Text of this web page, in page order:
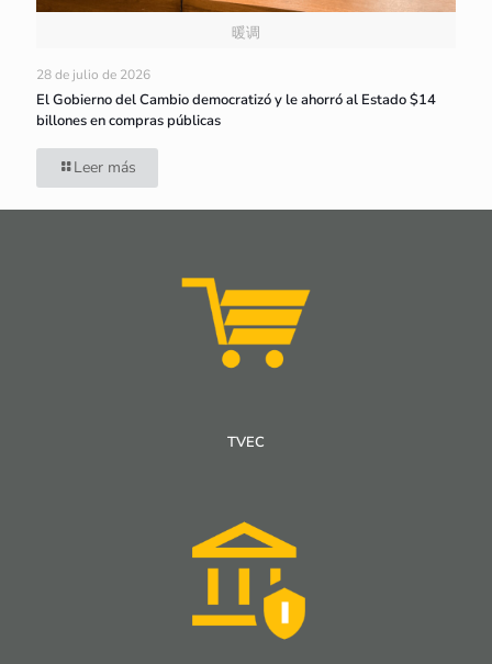
暖调
28 de julio de 2026
El Gobierno del Cambio democratizó y le ahorró al Estado $14
billones en compras públicas
Leer más
TVEC